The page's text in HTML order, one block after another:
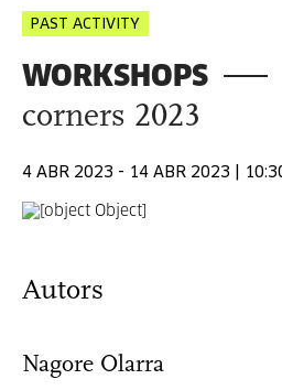
PAST ACTIVITY
WORKSHOPS
corners 2023
4 ABR 2023 - 14 ABR 2023 |
Autors
Nagore Olarra